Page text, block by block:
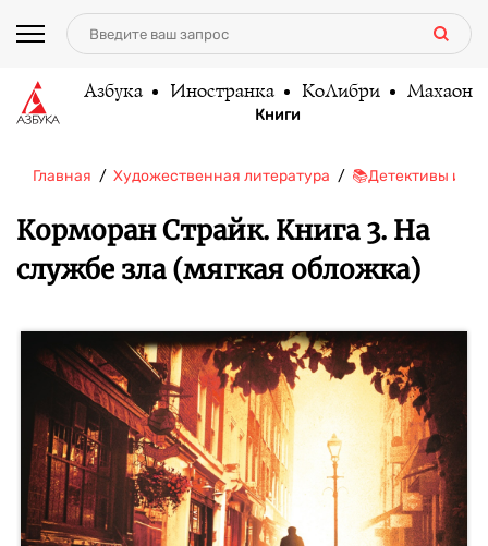
Азбука Иностранка КоЛибри Махаон
Книги
Главная Художественная литература 📚Детективы и
Корморан Страйк. Книга 3. На
службе зла (мягкая обложка)